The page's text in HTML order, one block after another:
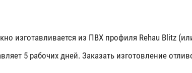
изготавливается из ПВХ профиля Rehau Blitz
5 рабочих дней. Заказать изготовление